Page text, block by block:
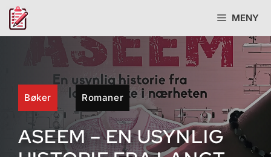
Hopp
MENY
Bøker Romaner
ASEEM – EN USYNLIG